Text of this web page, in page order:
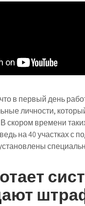
в первый день
личности,
скором времени
на 40 участках с